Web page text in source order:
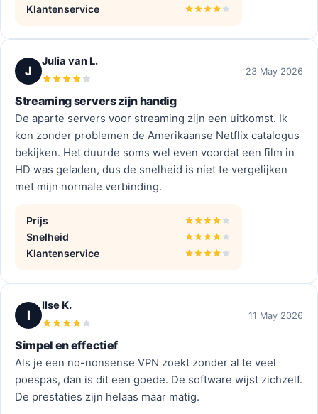
Klantenservice
J
Julia van L.
23 May 2026
Streaming servers zijn handig
De aparte servers voor streaming zijn een uitkomst. Ik
kon zonder problemen de Amerikaanse Netflix catalogus
bekijken. Het duurde soms wel even voordat een film in
HD was geladen, dus de snelheid is niet te vergelijken
met mijn normale verbinding.
Prijs
Snelheid
Klantenservice
I
Ilse K.
11 May 2026
Simpel en effectief
Als je een no-nonsense VPN zoekt zonder al te veel
poespas, dan is dit een goede. De software wijst zichzelf.
De prestaties zijn helaas maar matig.